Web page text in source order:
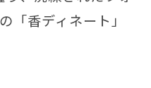
「香ディネート」